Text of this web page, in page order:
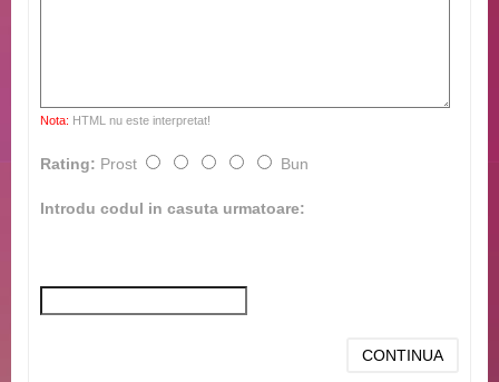
Nota: HTML nu este interpretat!
Rating: Prost Bun
Introdu codul in casuta urmatoare:
CONTINUA